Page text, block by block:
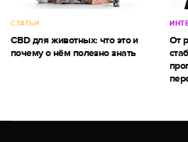
СТАТЬИ
CBD для животных: что это и
почему о нём полезно знать
От